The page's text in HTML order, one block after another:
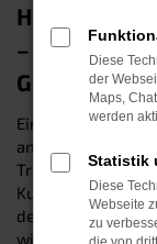
Hyundai i30
– unser
Geldbeutel
Eine
an einen
Trick noch nicht?
Kunstgriff besteht
dem Papier in
wir es für genau
Diese
der
Maps,
werden
Statistik
Diese
Webseite
zu